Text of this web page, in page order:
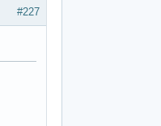
#227